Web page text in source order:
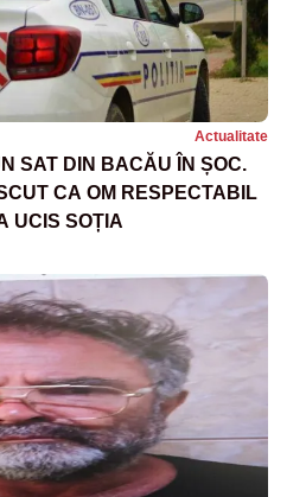
Actualitate
SAT DIN BACĂU ÎN ȘOC.
CA OM RESPECTABIL
UCIS SOȚIA